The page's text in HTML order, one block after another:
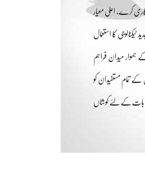
کرے، اعلیٰ معیار
کا استعمال
میدان فراہم
تمام مستفیدان کو
اس بات کے لئے کوشاں